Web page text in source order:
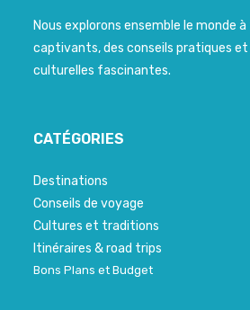
Nous explorons ensemble le monde
captivants, des conseils pratiques
culturelles fascinantes.
CATÉGORIES
Destinations
Conseils de voyage
Cultures et traditions
Itinéraires & road trips
Bons Plans et Budget